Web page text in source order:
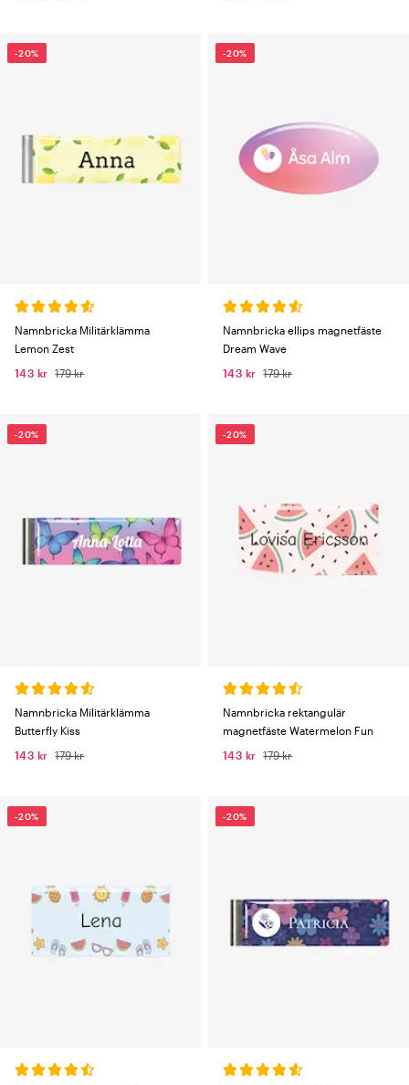
-20%
Namnbricka Militärklämma
Lemon Zest
143 kr
179 kr
-20%
Namnbricka ellips magnetfäste
Dream Wave
143 kr
179 kr
-20%
Namnbricka Militärklämma
Butterfly Kiss
143 kr
179 kr
-20%
Namnbricka rektangulär
magnetfäste Watermelon Fun
143 kr
179 kr
-20% -20%